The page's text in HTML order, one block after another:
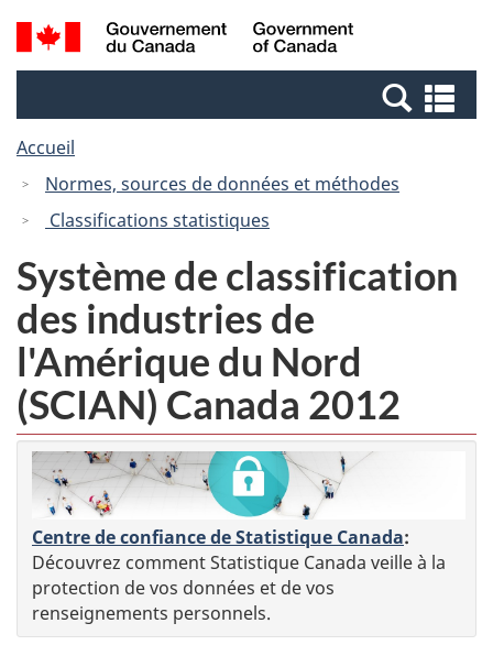
Passer
au
Passer
à
Canada
Recherche
et
et
Accueil
Normes, sources de données et méthodes
Classifications statistiques
Système de classification
des industries de
l'Amérique du Nord
(SCIAN) Canada 2012
Centre de confiance de Statistique Canada:
Découvrez comment Statistique Canada veille à la
protection de vos données et de vos
renseignements personnels.